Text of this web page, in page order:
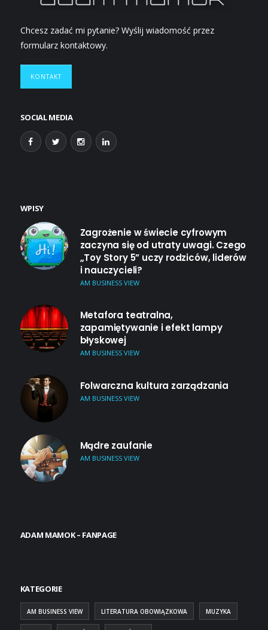
Chcesz zadać mi pytanie? Wyślij wiadomość przez
formularz kontaktowy.
KONTAKT
SOCIAL MEDIA
WPISY
Zagrożenie w świecie cyfrowym
zaczyna się od utraty uwagi. Czego
„Toy Story 5” uczy rodziców, liderów
i nauczycieli?
AM BUSINESS VIEW
Metafora teatralna,
zapamiętywanie i efekt lampy
błyskowej
AM BUSINESS VIEW
Folwarczna kultura zarządzania
AM BUSINESS VIEW
Mądre zaufanie
AM BUSINESS VIEW
ADAM MAMOK – FANPAGE
KATEGORIE
AM BUSINESS VIEW LITERATURA OBOWIĄZKOWA MUZYKA